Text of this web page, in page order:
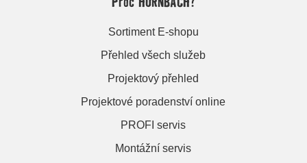
Sortiment E-shopu
Přehled všech služeb
Projektový přehled
Projektové poradenství online
PROFI servis
Montážní servis